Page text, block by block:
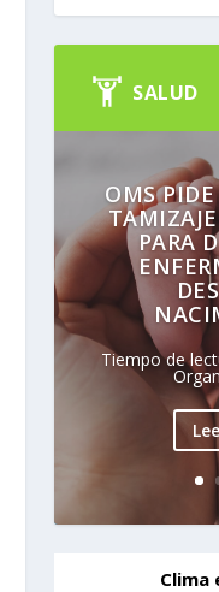
SALUD
OMS
PARA
Tiempo de
Clima